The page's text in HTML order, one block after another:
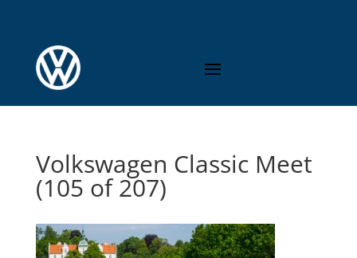
Volkswagen Classic Meet
(105 of 207)